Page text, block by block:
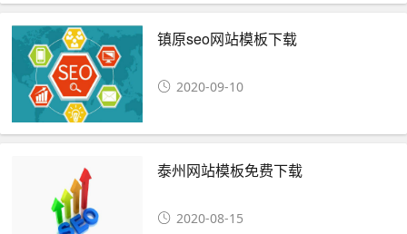
镇原seo网站模板下载
2020-09-10
泰州网站模板免费下载
2020-08-15